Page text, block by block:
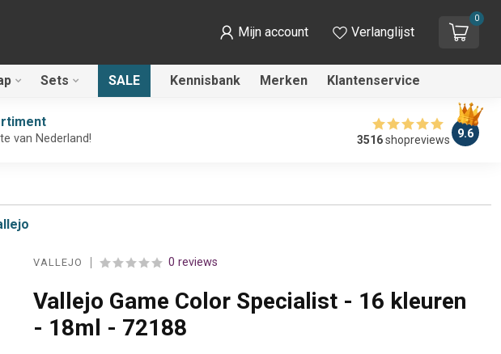
Mijn account Verlanglijst
0
Sets SALE Kennisbank Merken Klantenservice
van Nederland! 3516shopreviews 9.6
VALLEJO 0 reviews
Vallejo Game Color Specialist - 16 kleuren
- 18ml - 72188